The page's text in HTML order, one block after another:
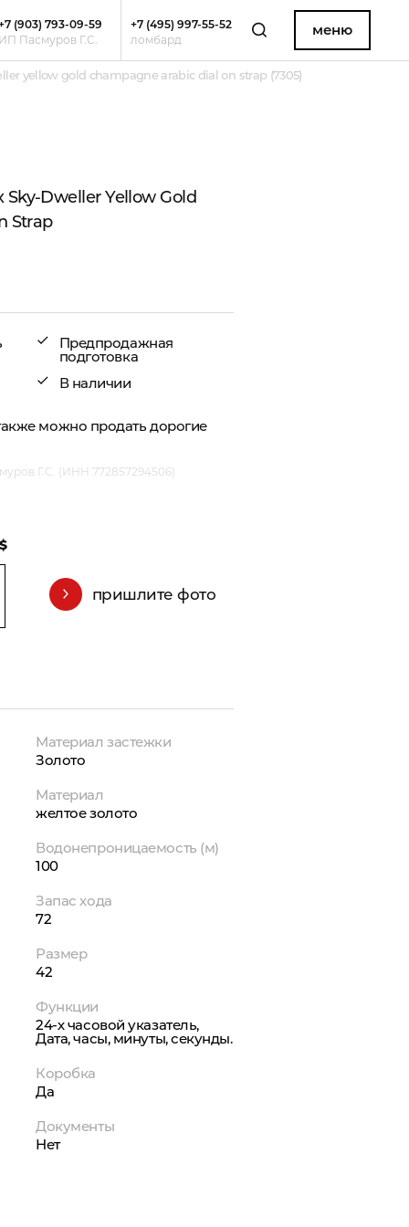
(903) 793-09-59
ИП Пасмуров Г.С.
+7 (495) 997-55-52
ломбард
меню
yellow gold champagne arabic dial on strap (7305)
Dweller Yellow Gold
Strap
Предпродажная
подготовка
В наличии
можно продать дорогие
Г.С. (ИНН 772857294506)
пришлите фото
Материал застежки
Золото
Материал
желтое золото
Водонепроницаемость (м)
100
Запас хода
72
Размер
42
Функции
24-х часовой указатель,
Дата, часы, минуты, секунды.
Коробка
Да
Документы
Нет